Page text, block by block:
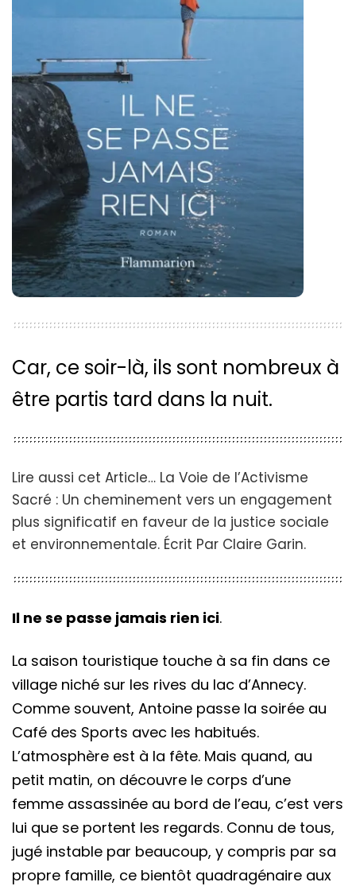
Car, ce soir-là, ils sont nombreux à
être partis tard dans la nuit.
Lire aussi cet Article… La Voie de l’Activisme
Sacré : Un cheminement vers un engagement
plus significatif en faveur de la justice sociale
et environnementale. Écrit Par Claire Garin.
Il ne se passe jamais rien ici.
La saison touristique touche à sa fin dans ce
village niché sur les rives du lac d’Annecy.
Comme souvent, Antoine passe la soirée au
Café des Sports avec les habitués.
L’atmosphère est à la fête. Mais quand, au
petit matin, on découvre le corps d’une
femme assassinée au bord de l’eau, c’est vers
lui que se portent les regards. Connu de tous,
jugé instable par beaucoup, y compris par sa
propre famille, ce bientôt quadragénaire aux